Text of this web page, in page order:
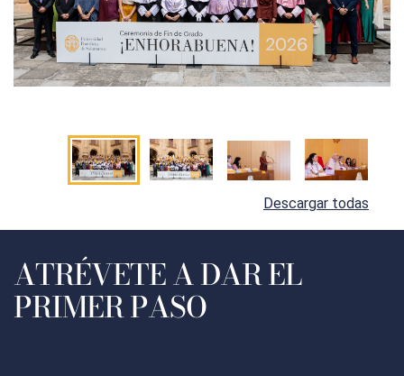
Descargar todas
ATRÉVETE A DAR EL
PRIMER PASO